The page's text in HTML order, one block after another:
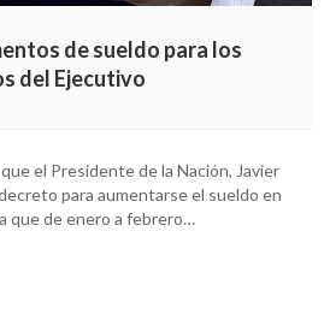
de sueldo para los
del Ejecutivo
el Presidente de la Nación, Javier
para aumentarse el sueldo en
que de enero a febrero…